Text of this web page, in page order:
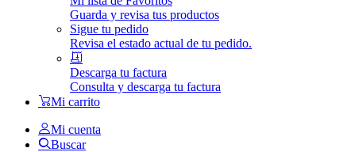
Guarda y revisa tus productos
Sigue tu pedido
Revisa el estado actual de tu pedido.
Descarga tu factura
Consulta y descarga tu factura
Mi carrito
Mi cuenta
Buscar